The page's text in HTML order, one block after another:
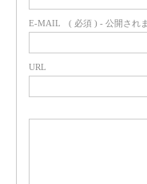
E-MAIL ( 必須 ) - 公開され
URL